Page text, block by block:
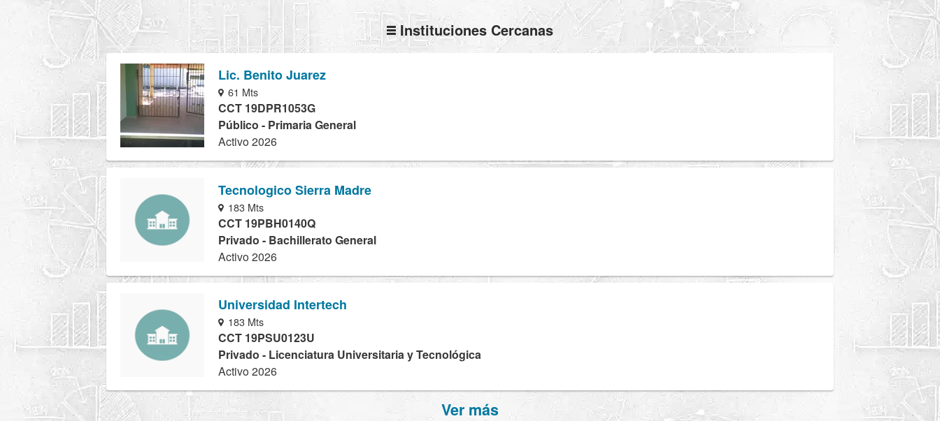
Instituciones Cercanas
Lic. Benito Juarez
61 Mts
CCT 19DPR1053G
Público - Primaria General
Activo 2026
Tecnologico Sierra Madre
183 Mts
CCT 19PBH0140Q
Privado - Bachillerato General
Activo 2026
Universidad Intertech
183 Mts
CCT 19PSU0123U
Privado - Licenciatura Universitaria y Tecnológica
Activo 2026
Ver más